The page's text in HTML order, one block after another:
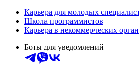
Карьера для молодых
Школа программистов
Карьера в некоммерческих
Боты для уведомлений